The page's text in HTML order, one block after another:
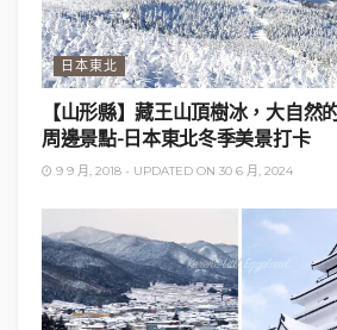
湖沼、遠足徑，附近亦有酒店，時
得逗留。
裏磐梯觀光資訊：http://
inf.com/panflet/
是圖文并茂的小冊子，所以不用擔
延伸閱讀：
【日本東北紅葉】賞楓不一定去京
紅葉美景之旅-遊記目錄-行程計劃
【紅葉絕景】日本青森縣的橘粉紅
日本東北
【山形縣】藏王山頂樹冰，大自然
周邊景點-日本東北冬季美景打卡
9 9 月, 2018 - UPDATED ON 30 6 月, 2024